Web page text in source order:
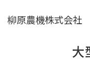
柳原農機株式会社
大